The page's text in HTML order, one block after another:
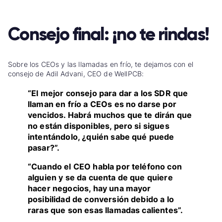
Consejo final: ¡no te rindas!
Sobre los CEOs y las llamadas en frío, te dejamos con el
consejo de Adil Advani, CEO de WellPCB:
“El mejor consejo para dar a los SDR que
llaman en frío a CEOs es no darse por
vencidos. Habrá muchos que te dirán que
no están disponibles, pero si sigues
intentándolo, ¿quién sabe qué puede
pasar?”.
“Cuando el CEO habla por teléfono con
alguien y se da cuenta de que quiere
hacer negocios, hay una mayor
posibilidad de conversión debido a lo
raras que son esas llamadas calientes”.